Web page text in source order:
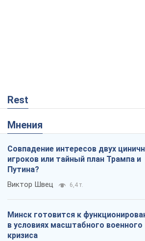
Rest
Мнения
Совпадение интересов двух
игроков или тайный план Трампа и
Путина?
Виктор Швец 6,4 т.
Минск готовится к
в условиях масштабного военного
кризиса